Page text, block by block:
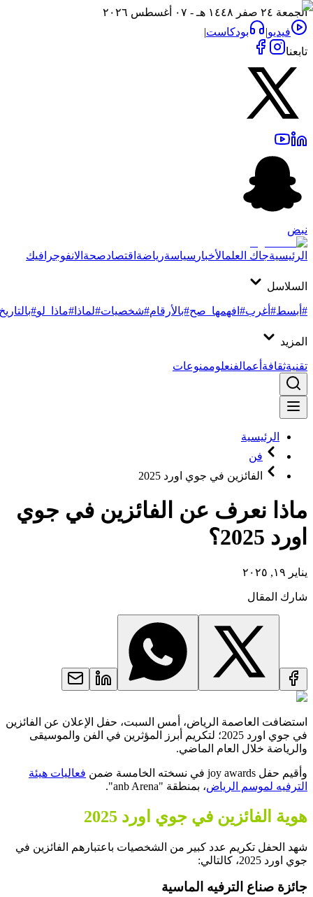
الجمعة ٢٤ صفر ١٤٤٨ هـ - ٠٧ أغسطس ٢٠٢٦
فيديو| بودكاست|
تابعنا
نبض
الرئيسيةجاك العلمالأخبار سياسةرياضةاقتصادصحةالانفوجرافيك
السلاسل
#أبسط#أغرب#افهمها_صح#بالأرقام#شخصيات#لماذا #ماذا_لو#بالتاريخ
المزيد
تقنيةثقافةأعمالفنعلوممنوعات
الرئيسية
فن
الفائزين في جوي اورد 2025
ماذا نعرف عن الفائزين في جوي
اورد 2025؟
يناير ١٩, ٢٠٢٥
شارك المقال
استضافت العاصمة الرياض، أمس السبت، حفل الإعلان عن الفائزين
في جوي اورد 2025؛ لتكريم أبرز المؤثرين في الفن والموسيقى
والرياضة خلال العام الماضي.
وأقيم حفل joy awards في نسخته الخامسة ضمن
فعاليات هيئة
الترفيه لموسم الرياض، بمنطقة "anb Arena".
هوية الفائزين في جوي اورد 2025
شهد الحفل تكريم عدد كبير من الشخصيات باعتبارهم الفائزين في
جوي اورد 2025، كالتالي:
جائزة صناع الترفيه الماسية